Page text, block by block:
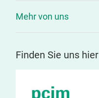
Mehr von uns
Finden Sie uns hier